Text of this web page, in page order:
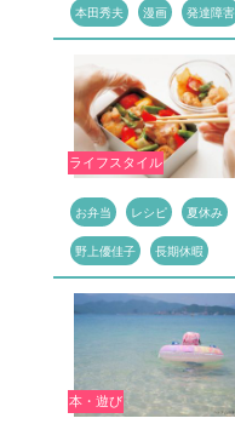
本田秀夫 漫画 発達障害
ライフスタイル
お弁当 レシピ 夏休み
野上優佳子 長期休暇
本・遊び